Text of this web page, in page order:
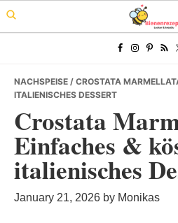
Skip
to
Skip
to
Skip
to
NACHSPEISE / CROSTATA
ITALIENISCHES DESSERT
Crostata
Einfaches &
italienisches
January 21, 2026 by Monikas